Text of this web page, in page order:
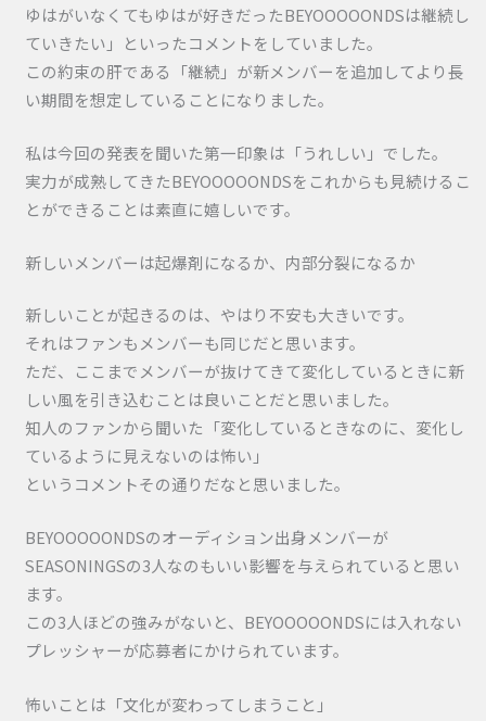
ゆはがいなくてもゆはが好きだったBEYOOOOONDSは継続し
ていきたい」といったコメントをしていました。
この約束の肝である「継続」が新メンバーを追加してより長
い期間を想定していることになりました。
私は今回の発表を聞いた第一印象は「うれしい」でした。
実力が成熟してきたBEYOOOOONDSをこれからも見続けるこ
とができることは素直に嬉しいです。
新しいメンバーは起爆剤になるか、内部分裂になるか
新しいことが起きるのは、やはり不安も大きいです。
それはファンもメンバーも同じだと思います。
ただ、ここまでメンバーが抜けてきて変化しているときに新
しい風を引き込むことは良いことだと思いました。
知人のファンから聞いた「変化しているときなのに、変化し
ているように見えないのは怖い」
というコメントその通りだなと思いました。
BEYOOOOONDSのオーディション出身メンバーが
SEASONINGSの3人なのもいい影響を与えられていると思い
ます。
この3人ほどの強みがないと、BEYOOOOONDSには入れない
プレッシャーが応募者にかけられています。
怖いことは「文化が変わってしまうこと」